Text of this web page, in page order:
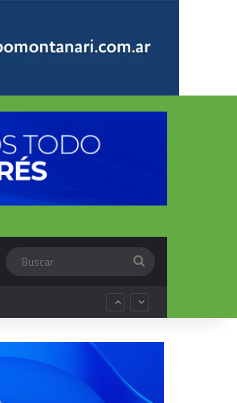
Switch skin